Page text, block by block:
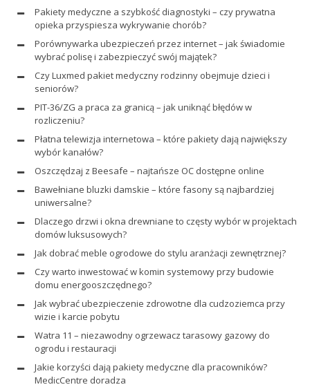
Pakiety medyczne a szybkość diagnostyki – czy prywatna
opieka przyspiesza wykrywanie chorób?
Porównywarka ubezpieczeń przez internet – jak świadomie
wybrać polisę i zabezpieczyć swój majątek?
Czy Luxmed pakiet medyczny rodzinny obejmuje dzieci i
seniorów?
PIT-36/ZG a praca za granicą – jak uniknąć błędów w
rozliczeniu?
Płatna telewizja internetowa – które pakiety dają największy
wybór kanałów?
Oszczędzaj z Beesafe – najtańsze OC dostępne online
Bawełniane bluzki damskie – które fasony są najbardziej
uniwersalne?
Dlaczego drzwi i okna drewniane to częsty wybór w projektach
domów luksusowych?
Jak dobrać meble ogrodowe do stylu aranżacji zewnętrznej?
Czy warto inwestować w komin systemowy przy budowie
domu energooszczędnego?
Jak wybrać ubezpieczenie zdrowotne dla cudzoziemca przy
wizie i karcie pobytu
Watra 11 – niezawodny ogrzewacz tarasowy gazowy do
ogrodu i restauracji
Jakie korzyści dają pakiety medyczne dla pracowników?
MedicCentre doradza